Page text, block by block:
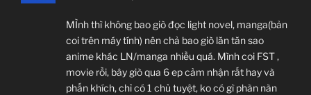
MÌnh thì không bao giò đọc light novel, manga(bản
coi trên máy tính) nên chả bao giò lăn tăn sao
anime khác LN/manga nhiều quá. Mình coi FST ,
movie rồi, bây giò qua 6 ep cảm nhận rất hay và
phấn khích, chỉ có 1 chủ tuyệt, ko có gì phàn nàn